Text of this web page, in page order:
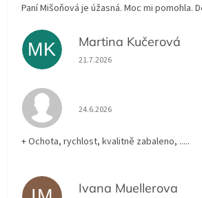
Paní Mišoňová je úžasná. Moc mi pomohla.
MK Martina Kučerová
Hodnocení obchodu je 5 z 5
21.7.2026
Hodnocení obchodu je 5 z 5
24.6.2026
+ Ochota, rychlost, kvalitně zabaleno, .....
Ivana Muellerova